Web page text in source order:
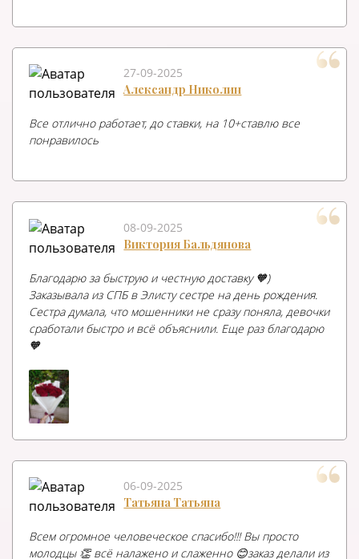
27-09-2025
Александр Николин
Все отлично работает, до ставки, на 10+ставлю все
понравилось
08-09-2025
Виктория Бальдянова
Благодарю за быструю и честную доставку 🧡)
Заказывала из СПБ в Элисту сестре на день рождения.
Сестра думала, что мошенники не сразу поняла, девочки
сработали быстро и всё объяснили. Еще раз благодарю
🧡
06-09-2025
Татьяна Татьяна
Всем огромное человеческое спасибо!!! Вы просто
молодцы 👏 всё налажено и слаженно 😊заказ делали из